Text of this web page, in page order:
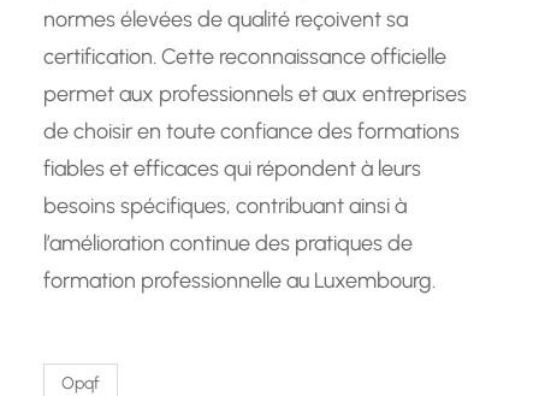
normes élevées de qualité reçoivent sa
certification. Cette reconnaissance officielle
permet aux professionnels et aux entreprises
de choisir en toute confiance des formations
fiables et efficaces qui répondent à leurs
besoins spécifiques, contribuant ainsi à
l’amélioration continue des pratiques de
formation professionnelle au Luxembourg.
Opqf